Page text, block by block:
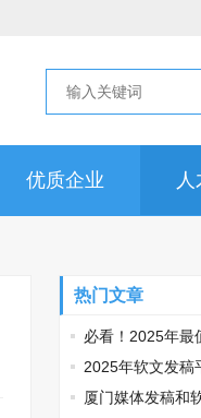
优质企业
热门文章
必看！2025年最
台排名
2025年软文发稿
准投放，解锁高效
厦门媒体发稿和